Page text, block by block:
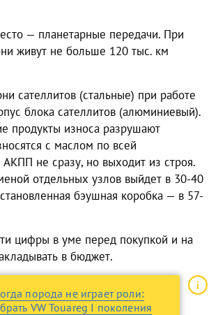
— планетарные передачи. При
живут не больше 120 тыс. км
сателлитов (стальные) при работе
блока сателлитов (алюминиевый).
продукты износа разрушают
с маслом по всей
не сразу, но выходит из строя.
отдельных узлов выйдет в 30-40
бэушная коробка — в 57-
цифры в уме перед покупкой и на
в бюджет.
порода не играет роли:
VW Touareg I поколения